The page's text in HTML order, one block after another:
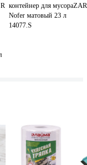
контейнер для мусора
Nofer матовый 23 л
14077.S